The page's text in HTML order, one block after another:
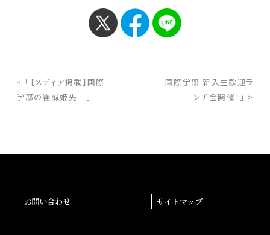
< 「【メディア掲載】国際
学部の崔誠姫先…」
「国際学部 新入生歓迎ラ
ンチ会開催！」 >
お問い合わせ サイトマップ